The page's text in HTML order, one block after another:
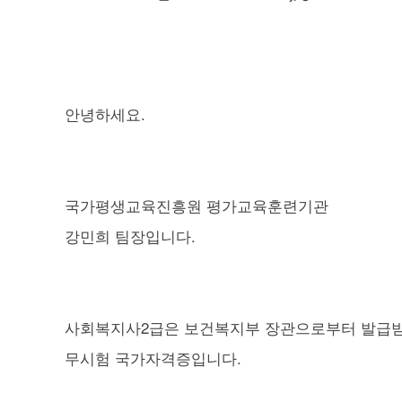
안녕하세요.
국가평생교육진흥원 평가교육훈련기관
강민희 팀장입니다.
사회복지사2급은 보건복지부 장관으로부터 발급
무시험 국가자격증입니다.